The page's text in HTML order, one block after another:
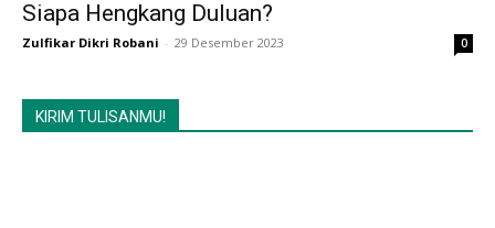
Siapa Hengkang Duluan?
Zulfikar Dikri Robani - 29 Desember 2023 0
KIRIM TULISANMU!